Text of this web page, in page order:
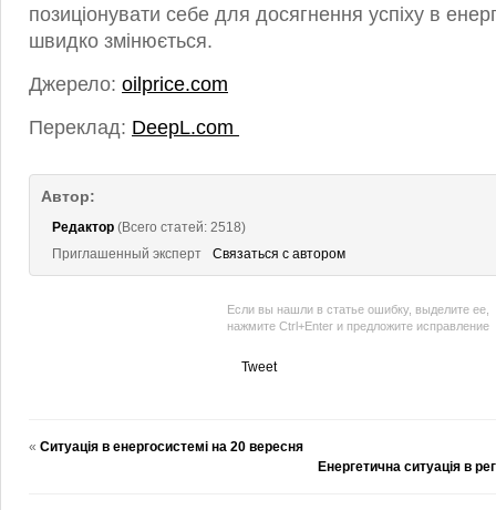
позиціонувати себе для досягнення успіху в
швидко змінюється.
Джерело: oilprice.com
Переклад: DeepL.com
Автор:
Редактор (Всего статей: 2518)
Приглашенный эксперт
Связаться с автором
Если вы нашли в статье ошибку, выделите ее,
нажмите Ctrl+Enter и предложите исправление
Tweet
« Ситуація в енергосистемі на 20 вересня
Енергетична ситуація в